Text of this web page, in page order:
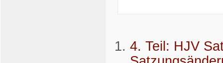
4. Teil: HJV